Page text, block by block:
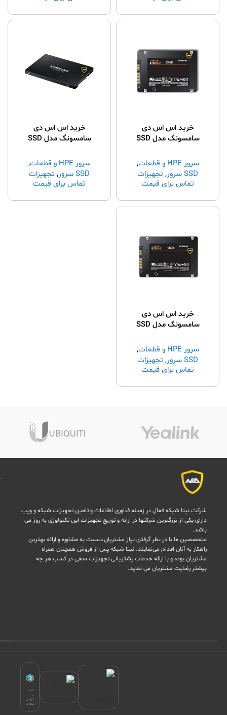
خرید اس اس دی
سامسونگ مدل SSD
EVO870 سرور HPE و قطعات
,
SSD سرور
, تجهیزات
شبکه,خرید سرور hp
تماس برای قیمت
خرید اس اس دی
سامسونگ مدل SSD
Enterprise سرور HPE و قطعات
,
SSD سرور
, تجهیزات
شبکه,خرید سرور hp
تماس برای قیمت
خرید اس اس دی
سامسونگ مدل SSD
EVO870 سرور HPE و قطعات
,
SSD سرور
, تجهیزات
شبکه,خرید سرور hp
تماس برای قیمت
شرکت نیتا شبکه فعال در زمینه فناوری اطلاعات و تامین تجهیزات شبکه و ویپ
دارای یکی از بزرگترین شرکتها در ارائه و توزیع تجهیزات این تکنولوژی به روز می
باشد.
متخصصین ما با در نظر گرفتن نیاز مشتریان،نسبت به مشاوره و ارائه بهترین
راهکار به آنان اقدام می‌نمایند. نیتا شبکه پس از فروش همچنان همراه
مشتریان بوده و با ارائه خدمات پشتیبانی تجهیزات سعی در کسب هر چه
بیشتر رضایت مشتریان می نماید.
کسب
و
کارهای
مجازی